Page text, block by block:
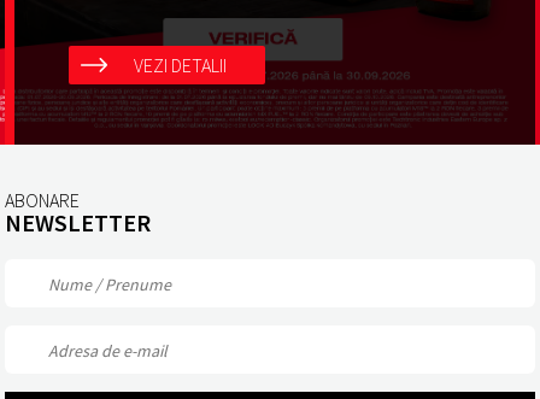
VEZI DETALII
ABONARE
NEWSLETTER